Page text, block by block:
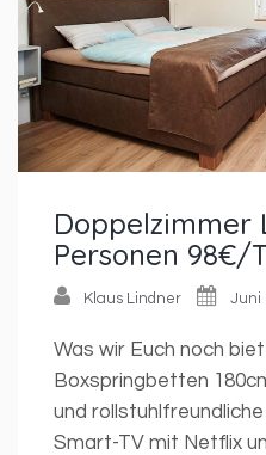
Doppelzimmer
Personen 98€/
Klaus Lindner Juni
Was wir Euch noch
Boxspringbetten
und
Smart-TV mit Netflix